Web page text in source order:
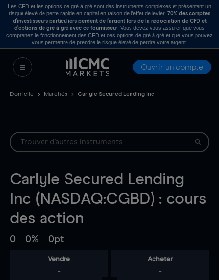
Les CFD et les options de gré à gré sont des instruments complexes et présentent un
risque élevé de perte rapide en capital en raison de l’effet de levier. 70% des comptes
d’investisseurs particuliers perdent de l’argent lors de la négociation de CFD et
d’options de gré à gré avec ce fournisseur . Vous devez vous assurer que vous
comprenez le fonctionnement des CFD et des options de gré à gré et que vous pouvez
vous permettre de prendre le risque élevé de perdre votre argent.
Ouvrir un compte
Domicile Marchés Carlyle Secured Lending Inc
Carlyle Secured Lending
Inc (NASDAQ:CGBD) : cours
des action
0 0% 0pt
Vendre
-
Acheter
-